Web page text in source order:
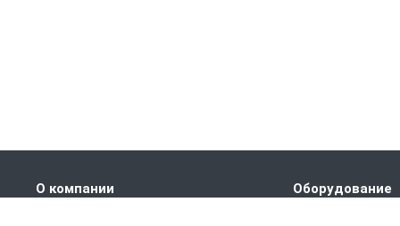
О компании Оборудование